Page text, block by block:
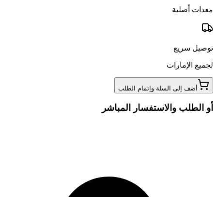
معدات أصلية
توصيل سريع
لجميع الإمارات
أضف إلى السلة وإتمام الطلب
أو الطلب والاستفسار المباشر